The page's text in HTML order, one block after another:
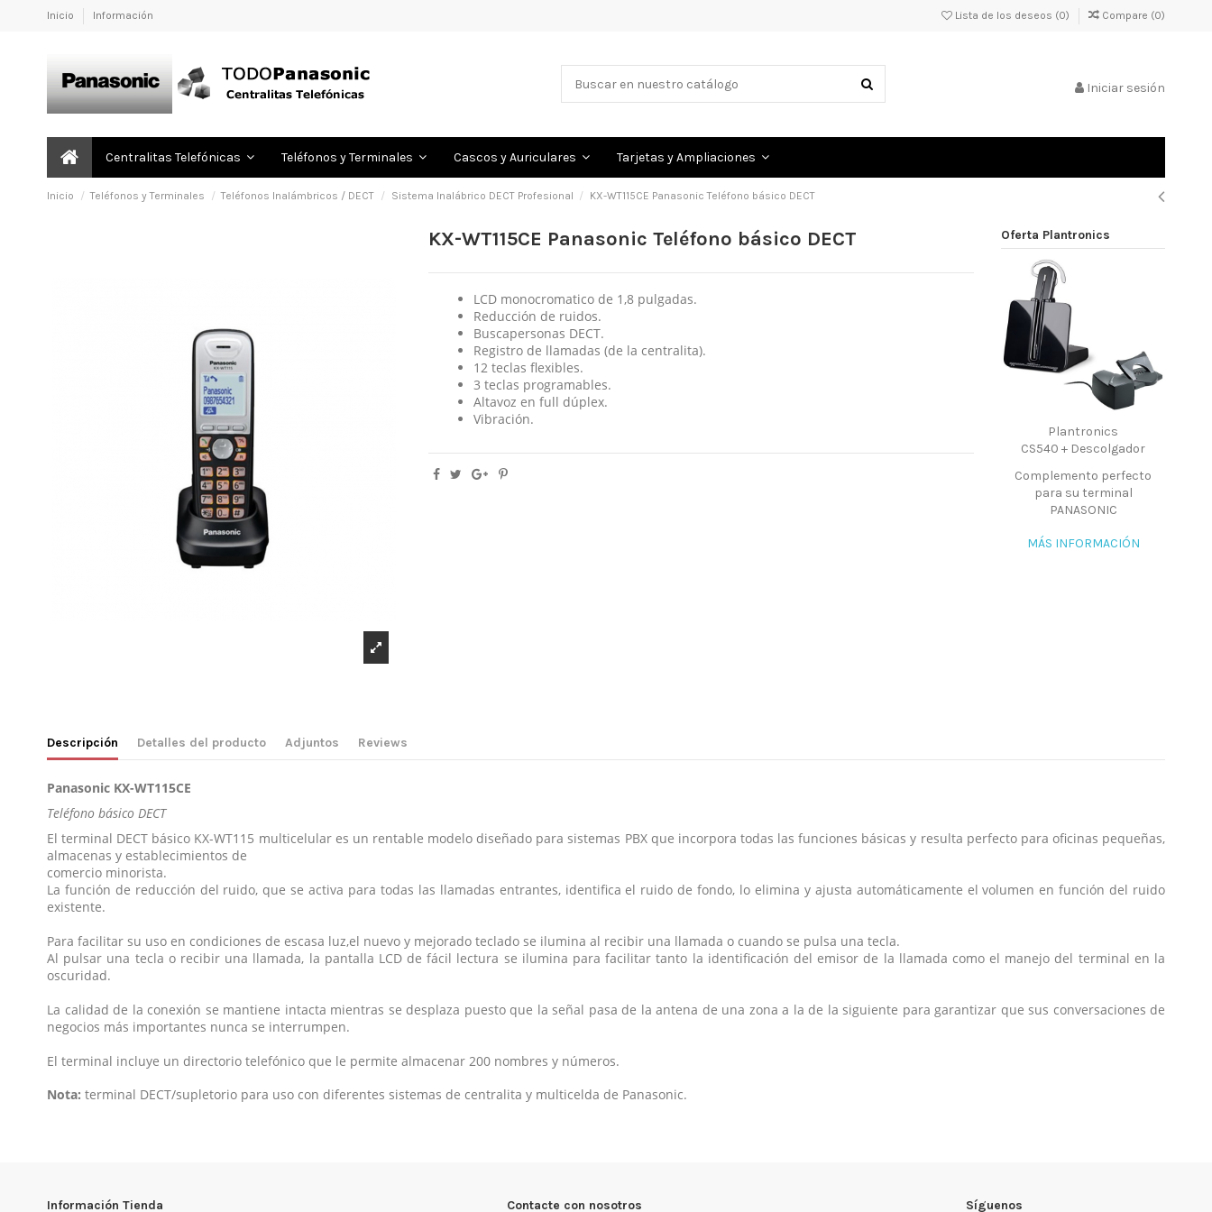
Inicio Información Lista de los deseos (0) Compare (0)
Iniciar sesión
Centralitas Telefónicas Teléfonos y Terminales Cascos y Auriculares Tarjetas y Ampliaciones
Inicio Teléfonos y Terminales Teléfonos Inalámbricos / DECT Sistema Inalábrico DECT Profesional KX-WT115CE Panasonic Teléfono básico DECT
KX-WT115CE Panasonic Teléfono básico DECT
LCD monocromatico de 1,8 pulgadas.
Reducción de ruidos.
Buscapersonas DECT.
Registro de llamadas (de la centralita).
12 teclas flexibles.
3 teclas programables.
Altavoz en full dúplex.
Vibración.
Oferta Plantronics
Plantronics
CS540 + Descolgador
Complemento perfecto
para su terminal
PANASONIC
MÁS INFORMACIÓN
Descripción Detalles del producto Adjuntos Reviews
Panasonic KX-WT115CE
Teléfono básico DECT
El terminal DECT básico KX-WT115 multicelular es un rentable modelo diseñado para sistemas PBX que incorpora todas las funciones básicas y resulta perfecto para oficinas pequeñas,
almacenas y establecimientos de
comercio minorista.
La función de reducción del ruido, que se activa para todas las llamadas entrantes, identifica el ruido de fondo, lo elimina y ajusta automáticamente el volumen en función del ruido
existente.
Para facilitar su uso en condiciones de escasa luz,el nuevo y mejorado teclado se ilumina al recibir una llamada o cuando se pulsa una tecla.
Al pulsar una tecla o recibir una llamada, la pantalla LCD de fácil lectura se ilumina para facilitar tanto la identificación del emisor de la llamada como el manejo del terminal en la
oscuridad.
La calidad de la conexión se mantiene intacta mientras se desplaza puesto que la señal pasa de la antena de una zona a la de la siguiente para garantizar que sus conversaciones de
negocios más importantes nunca se interrumpen.
El terminal incluye un directorio telefónico que le permite almacenar 200 nombres y números.
Nota: terminal DECT/supletorio para uso con diferentes sistemas de centralita y multicelda de Panasonic.
Información Tienda Contacte con nosotros Síguenos